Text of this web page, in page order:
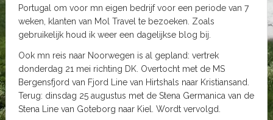
Portugal om voor mn eigen bedrijf voor een periode van 7
weken, klanten van Mol Travel te bezoeken. Zoals
gebruikelijk houd ik weer een dagelijkse blog bij.
Ook mn reis naar Noorwegen is al gepland: vertrek
donderdag 21 mei richting DK. Overtocht met de MS
Bergensfjord van Fjord Line van Hirtshals naar Kristiansand.
Terug: dinsdag 25 augustus met de Stena Germanica van de
Stena Line van Goteborg naar Kiel. Wordt vervolgd.